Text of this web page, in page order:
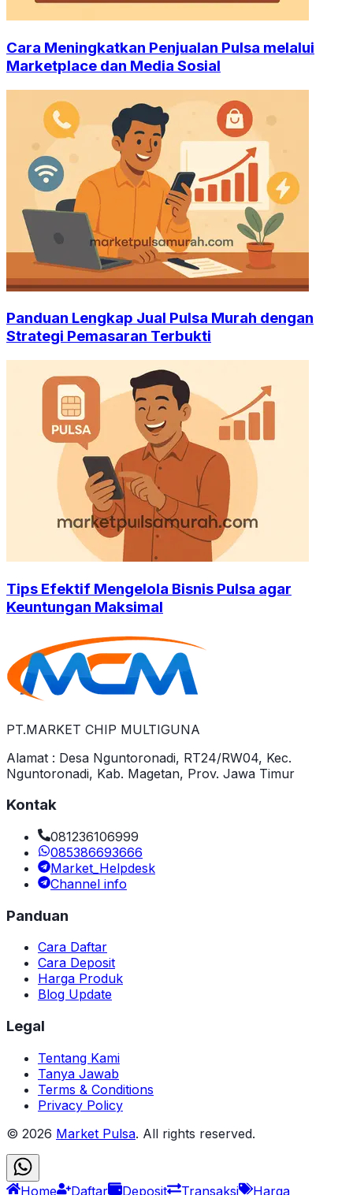
Cara Meningkatkan Penjualan Pulsa melalui
Marketplace dan Media Sosial
Panduan Lengkap Jual Pulsa Murah dengan
Strategi Pemasaran Terbukti
Tips Efektif Mengelola Bisnis Pulsa agar
Keuntungan Maksimal
PT.MARKET CHIP MULTIGUNA
Alamat : Desa Nguntoronadi, RT24/RW04, Kec.
Nguntoronadi, Kab. Magetan, Prov. Jawa Timur
Kontak
081236106999
085386693666
Market_Helpdesk
Channel info
Panduan
Cara Daftar
Cara Deposit
Harga Produk
Blog Update
Legal
Tentang Kami
Tanya Jawab
Terms & Conditions
Privacy Policy
© 2026 Market Pulsa. All rights reserved.
Home Daftar Deposit Transaksi Harga